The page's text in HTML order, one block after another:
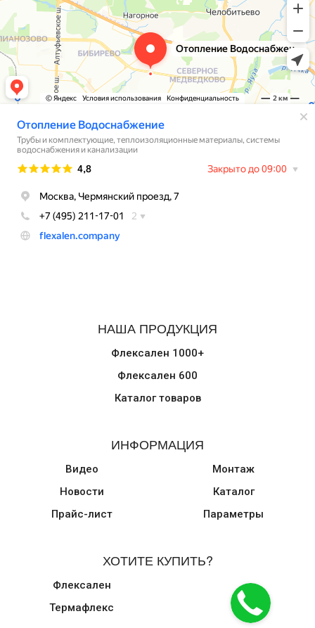
НАША ПРОДУКЦИЯ
Флексален 1000+
Флексален 600
Каталог товаров
ИНФОРМАЦИЯ
Видео
Новости
Прайс-лист
Монтаж
Каталог
Параметры
ХОТИТЕ КУПИТЬ?
Флексален
Термафлекс